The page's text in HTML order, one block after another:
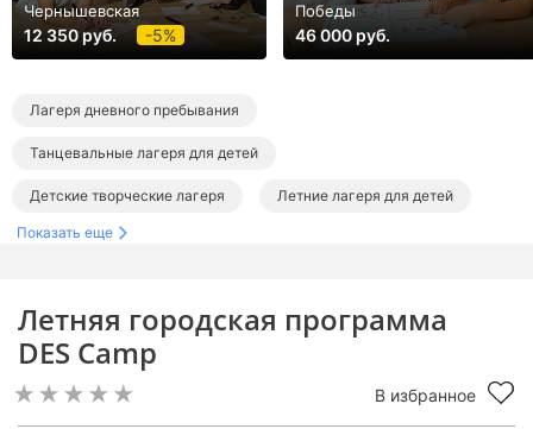
Летняя городская программа
DES Camp
В избранное
Чернышевская
12 350 руб. -5%
Победы
46 000 руб.
Лагеря дневного пребывания
Танцевальные лагеря для детей
Детские творческие лагеря Летние лагеря для детей
Лагеря в Санкт-Петербурге
Танцевальные лагеря в Санкт-Петербурге
Творческие лагеря в Санкт-Петербурге
Показать еще